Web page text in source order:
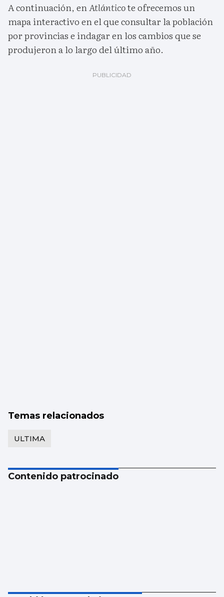
A continuación, enAtlánticote ofrecemos un
mapa interactivo en el que consultar la población
por provincias e indagar en los cambios que se
produjeron a lo largo del último año.
Temas relacionados
ULTIMA
Contenido patrocinado